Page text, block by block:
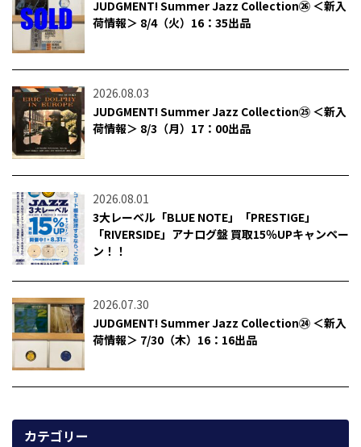
JUDGMENT! Summer Jazz Collection㉖ ＜新入
荷情報＞ 8/4（火）16：35出品
2026.08.03
JUDGMENT! Summer Jazz Collection㉕ ＜新入
荷情報＞ 8/3（月）17：00出品
2026.08.01
3大レーベル「BLUE NOTE」「PRESTIGE」
「RIVERSIDE」アナログ盤 買取15％UPキャンペー
ン！！
2026.07.30
JUDGMENT! Summer Jazz Collection㉔ ＜新入
荷情報＞ 7/30（木）16：16出品
カテゴリー